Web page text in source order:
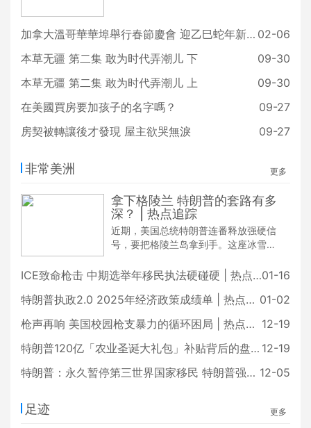
加拿大溫哥華華埠舉行春節慶會 迎乙巳蛇年新春 上 02-06
本草无疆 第二集 敢为时代弄潮儿 下
09-30
本草无疆 第二集 敢为时代弄潮儿 上
09-30
在美國買房要加孩子的名字嗎？
09-27
房契被轉讓後才發現 屋主欲哭無淚
09-27
非常美洲 更多
拿下格陵兰 特朗普的套路有多
深？ | 热点追踪
近期，美国总统特朗普连番释放强硬信
号，要把格陵兰岛拿到手。这座冰雪覆
的风口浪尖。为了逼迫丹麦与格陵兰让
步，特朗普政府把关税当成杠杆，用军
事作为威慑，步步逼近，向欧洲各国开
守住格陵兰？这场「夺岛风暴」，背后
有着怎样的博弈？又将如何收场？
ICE致命枪击 中期选举年移民执法硬碰硬 | 热点追踪01-16
特朗普执政2.0 2025年经济政策成绩单 | 热点追踪 01-02
枪声再响 美国校园枪支暴力的循环困局 | 热点追踪 12-19
特朗普120亿「农业圣诞大礼包」补贴背后的盘算 | 热点追踪 12-19
特朗普：永久暂停第三世界国家移民 特朗普强硬移民政策再升级 | 热点追踪 12-05
足迹 更多